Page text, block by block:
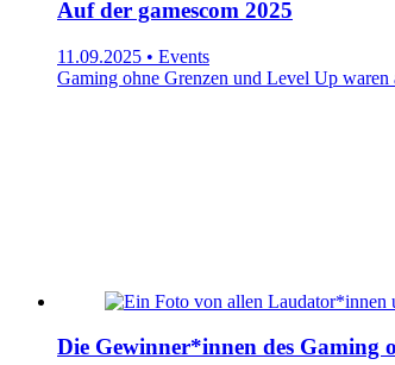
Auf der gamescom 2025
11.09.2025 • Events
Gaming ohne Grenzen und Level Up waren
Die Gewinner*innen des Gaming